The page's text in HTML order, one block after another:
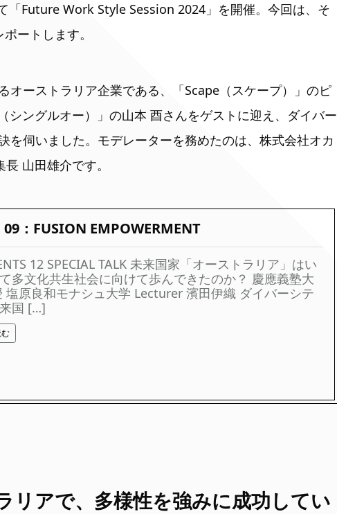
「Future Work Style Session 2024」を開催。今回は、そ
ートします。
オーストラリア企業である、「Scape（スケープ）」のピ
シングルオー）」の山本 酉さんをゲストに迎え、ダイバー
を伺いました。モデレーターを務めたのは、株式会社オカ
山田雄介です。
09：FUSION EMPOWERMENT
12 SPECIAL TALK 未来国家「オーストラリア」はい
多文化共生社会に向けて歩んできたのか？ 慶應義塾大
塩原良和モナシュ大学 Lecturer 濱田伊織 ダイバーシテ
国 […]
リアで、多様性を強みに成功してい